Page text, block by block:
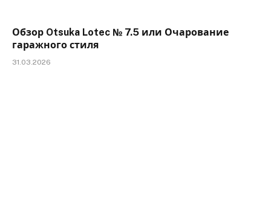
Обзор Otsuka Lotec № 7.5 или Очарование
гаражного стиля
31.03.2026